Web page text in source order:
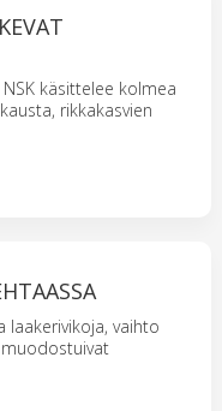
käsittelee kolmea
rikkakasvien
laakerivikoja, vaihto